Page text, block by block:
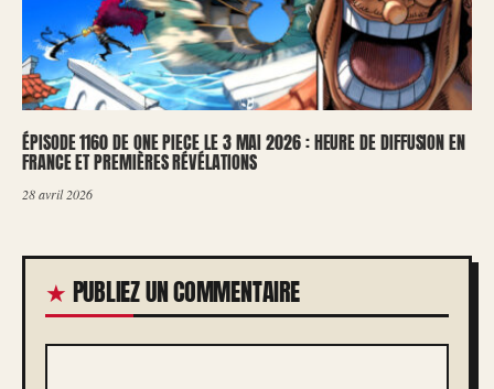
ÉPISODE 1160 DE ONE PIECE LE 3 MAI 2026 : HEURE DE DIFFUSION EN
FRANCE ET PREMIÈRES RÉVÉLATIONS
28 avril 2026
PUBLIEZ UN COMMENTAIRE
COMMENTAIRE